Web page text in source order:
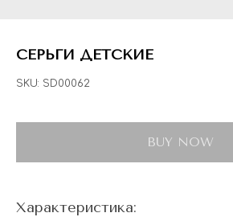
СЕРЬГИ ДЕТСКИЕ
SKU: SD00062
BUY NOW
Характеристика: